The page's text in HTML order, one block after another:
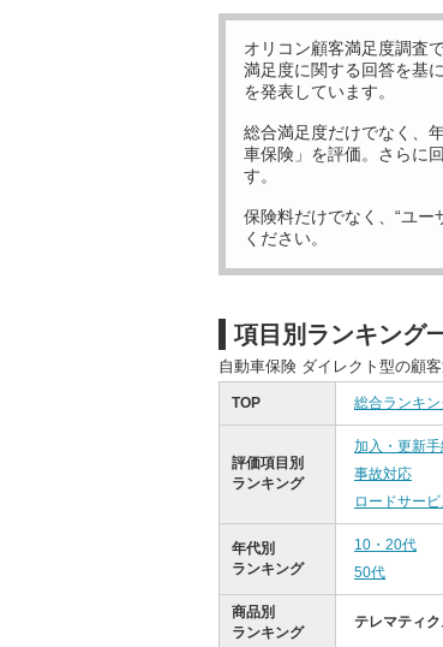
オリコン顧客満足度調査
満足度に関する回答を基
を発表しています。
総合満足度だけでなく、
車保険」を評価。さらに
す。
保険料だけでなく、“ユ
ください。
項目別ランキング
自動車保険 ダイレクト型の顧
TOP 総合ランキ
評価項目別
ランキング
加入・更新手
事故対応
ロードサー
年代別
ランキング
10・20代
50代
商品別
ランキング
テレマティ